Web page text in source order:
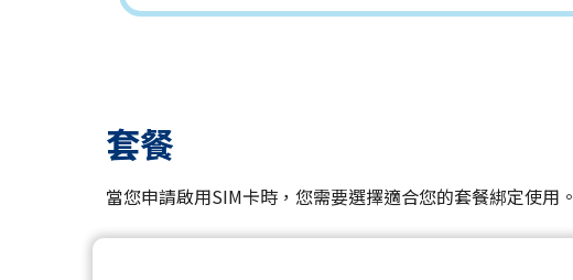
套餐
當您申請啟用SIM卡時，您需要選擇適合您的套餐綁定使用。